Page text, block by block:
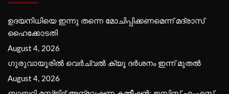
ഉദയനിധിയെ ഇന്നു തന്നെ മോചിപ്പിക്കണമെന്ന് മദ്രാസ്
ഹൈക്കോടതി
August 4, 2026
ഗുരുവായൂരില്‍ വെര്‍ച്വല്‍ ക്യൂ ദര്‍ശനം ഇന്ന് മുതല്‍
August 4, 2026